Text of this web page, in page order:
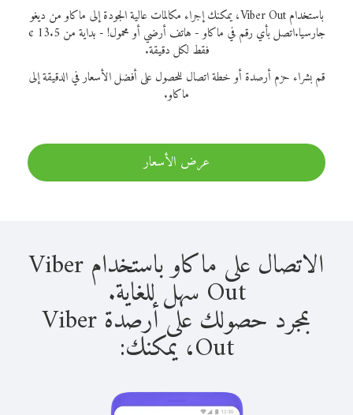
باستخدام Viber Out، يمكنك إجراء مكالمات عالية الجودة إلى ماكاو من ديغو
جارسيا.
اتصل بأي رقم في ماكاو - هاتف أرضي أو محمول! - بداية من 13.5 ¢
فقط لكل دقيقة.
قم بشراء حزم أرصدة أو خطة اتصال للحصول على أفضل الأسعار في الدقيقة إلى
ماكاو.
عرض الأسعار
الاتصال على ماكاو باستخدام Viber
Out سهل للغاية.
بمجرد حصولك على أرصدة Viber
Out، يمكنك: